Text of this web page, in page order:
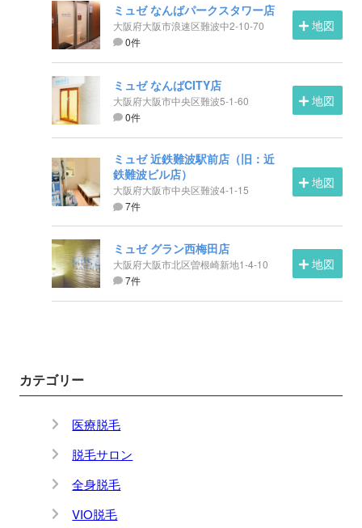
ミュゼ なんばパークスタワー店
大阪府大阪市浪速区難波中2-10-70
0件
地図
ミュゼ なんばCITY店
大阪府大阪市中央区難波5-1-60
0件
地図
ミュゼ 近鉄難波駅前店（旧：近
鉄難波ビル店）
大阪府大阪市中央区難波4-1-15
7件
地図
ミュゼ グラン西梅田店
大阪府大阪市北区曽根崎新地1-4-10
7件
地図
カテゴリー
医療脱毛
脱毛サロン
全身脱毛
VIO脱毛